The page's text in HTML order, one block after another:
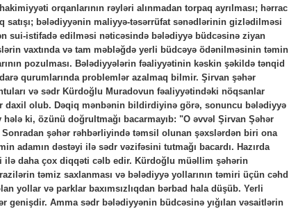
orqanlarının rəyləri alınmadan torpaq ayrılması; hərrac
satışı; bələdiyyənin maliyyə-təsərrüfat sənədlərinin gizlədilməsi
sui-istifadə edilməsi nəticəsində bələdiyyə büdcəsinə ziyan
vaxtında və tam məbləğdə yerli büdcəyə ödənilməsinin təmin
pozulması. Bələdiyyələrin fəaliyyətinin kəskin şəkildə tənqid
qurumlarında problemlər azalmaq bilmir. Şirvan şəhər
və sədr Kürdoğlu Muradovun fəaliyyətindəki nöqsanlar
daxil olub. Dəqiq mənbənin bildirdiyinə görə, sonuncu bələdiyyə
ki, özünü doğrultmağı bacarmayıb: "O əvvəl Şirvan Şəhər
şəhər rəhbərliyində təmsil olunan şəxslərdən biri ona
adamın dəstəyi ilə sədr vəzifəsini tutmağı bacardı. Hazırda
daha çox diqqəti cəlb edir. Kürdoğlu müəllim şəhərin
təmiz saxlanması və bələdiyyə yollarının təmiri üçün cəhd
yollar və parklar baxımsızlıqdan bərbad hala düşüb. Yerli
genişdir. Amma sədr bələdiyyənin büdcəsinə yığılan vəsaitlərin